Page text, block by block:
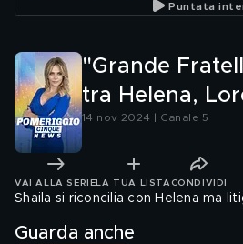
Puntata
"Grande
tra Helena,
14 nov 2024 | Canale 5
VAI ALLA SERIE LA TUA LISTA CONDIVIDI
Shaila si riconcilia con Helena ma
Guarda anche